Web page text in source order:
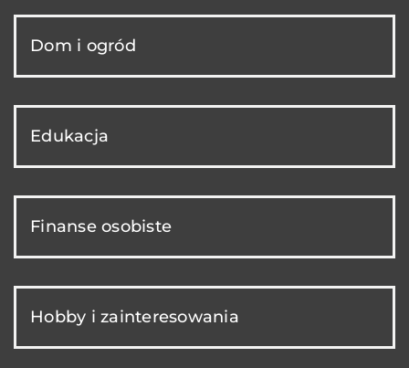
Dom i ogród
Edukacja
Finanse osobiste
Hobby i zainteresowania